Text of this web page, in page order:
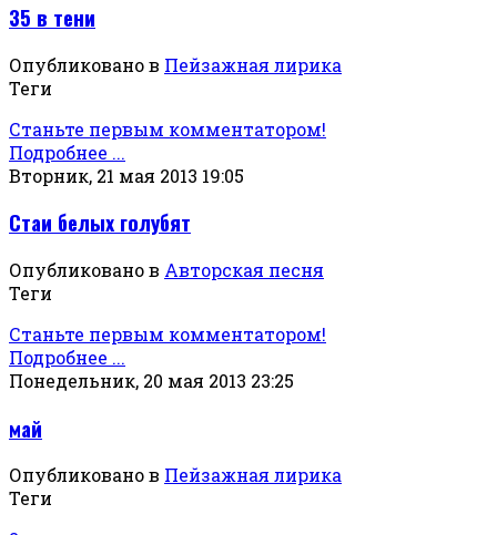
35 в тени
Опубликовано в Пейзажная лирика
Теги
Станьте первым комментатором!
Подробнее ...
Вторник, 21 мая 2013 19:05
Стаи белых голубят
Опубликовано в Авторская песня
Теги
Станьте первым комментатором!
Подробнее ...
Понедельник, 20 мая 2013 23:25
май
Опубликовано в Пейзажная лирика
Теги